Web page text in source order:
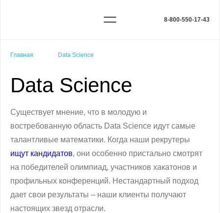
8-800-550-17-43
Главная Data Science
Data Science
Существует мнение, что в молодую и
востребованную область Data Science идут самые
талантливые математики. Когда наши рекрутеры
ищут кандидатов, они особенно пристально смотрят
на победителей олимпиад, участников хакатонов и
профильных конференций. Нестандартный подход
дает свои результаты – наши клиенты получают
настоящих звезд отрасли.